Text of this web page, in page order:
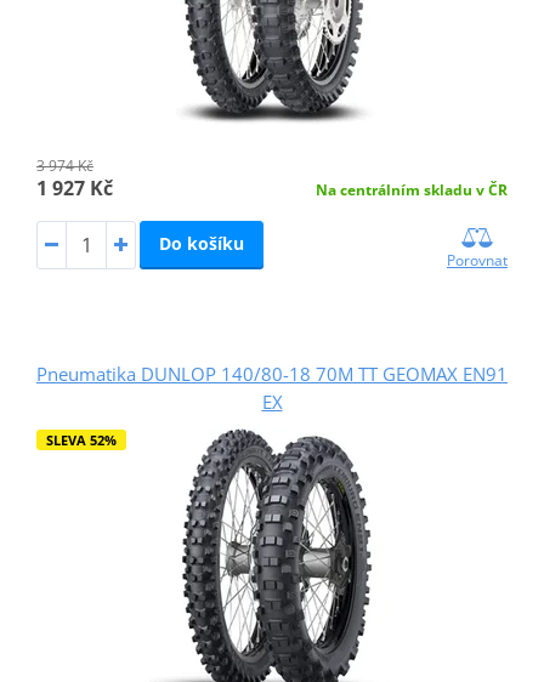
3 974 Kč
1 927 Kč Na centrálním skladu v ČR
Do košíku
Porovnat
Pneumatika DUNLOP 140/80-18 70M TT GEOMAX EN91
EX
SLEVA 52%